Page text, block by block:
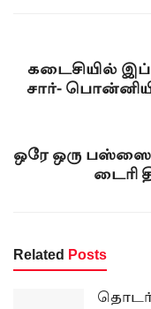
கடைசியில்
சார்-
ஒரே ஒரு பஸ்ஸை
டைரி
Related Posts